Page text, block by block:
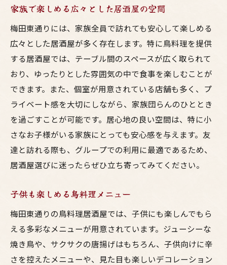
家族で楽しめる広々とした居酒屋の空間
梅田東通りには、家族全員で訪れても安心して楽しめる
広々とした居酒屋が多く存在します。特に鳥料理を提供
する居酒屋では、テーブル間のスペースが広く取られて
おり、ゆったりとした雰囲気の中で食事を楽しむことが
できます。また、個室が用意されている店舗も多く、プ
ライベート感を大切にしながら、家族団らんのひととき
を過ごすことが可能です。居心地の良い空間は、特に小
さなお子様がいる家族にとっても安心感を与えます。友
達と訪れる際も、グループでの利用に最適であるため、
居酒屋選びに迷ったらぜひ立ち寄ってみてください。
子供も楽しめる鳥料理メニュー
梅田東通りの鳥料理居酒屋では、子供にも楽しんでもら
える多彩なメニューが用意されています。ジューシーな
焼き鳥や、サクサクの唐揚げはもちろん、子供向けに辛
さを控えたメニューや、見た目も楽しいデコレーション